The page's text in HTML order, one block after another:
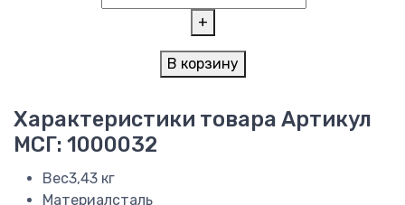
+
В корзину
Характеристики товара Артикул
МСГ: 1000032
Вес3,43 кг
Материалсталь